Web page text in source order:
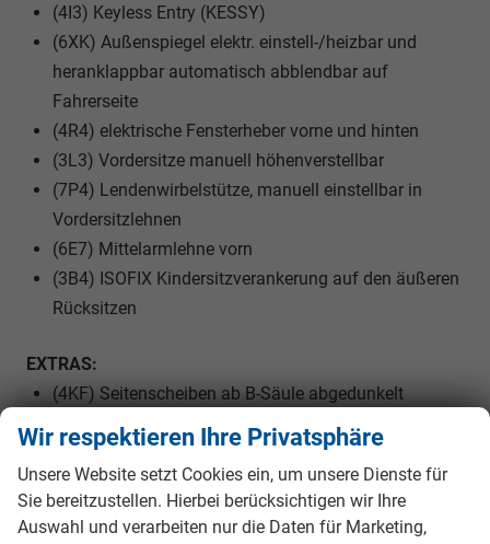
(4I3) Keyless Entry (KESSY)
(6XK) Außenspiegel elektr. einstell-/heizbar und
heranklappbar automatisch abblendbar auf
Fahrerseite
(4R4) elektrische Fensterheber vorne und hinten
(3L3) Vordersitze manuell höhenverstellbar
(7P4) Lendenwirbelstütze, manuell einstellbar in
Vordersitzlehnen
(6E7) Mittelarmlehne vorn
(3B4) ISOFIX Kindersitzverankerung auf den äußeren
Rücksitzen
EXTRAS:
(4KF) Seitenscheiben ab B-Säule abgedunkelt
(2FT) 2-Speichen-Multifunktionslederlenkrad mit dem
Heizung und Schaltwippen für das DSG
(W5C) Comfort Plus Paket
Wir respektieren Ihre Privatsphäre
Unsere Website setzt Cookies ein, um unsere Dienste für
Sie bereitzustellen. Hierbei berücksichtigen wir Ihre
Auswahl und verarbeiten nur die Daten für Marketing,